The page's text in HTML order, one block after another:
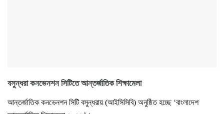
বসুন্ধরা কনভেনশন সিটিতে আন্তর্জাতিক শিক্ষামেলা
আন্তর্জাতিক কনভেনশন সিটি বসুন্ধরায় (আইসিসিবি) অনুষ্ঠিত হচ্ছে ‘বাংলাদেশ